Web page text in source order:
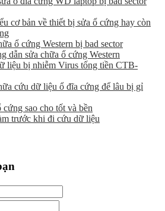
cơ bản về thiết bị sửa ổ cứng hay còn
ổ cứng Western bị bad sector
dẫn sửa chữa ổ cứng Western
liệu bị nhiễm Virus tống tiền CTB-
cứu dữ liệu ổ đĩa cứng để lâu bị gỉ
cứng sao cho tốt và bền
trước khi đi cứu dữ liệu